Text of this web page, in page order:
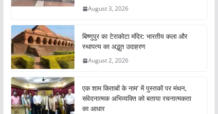
August 3, 2026
बिष्णुपुर का टेराकोटा मंदिर: भारतीय कला और
स्थापत्य का अद्भुत उदाहरण
August 2, 2026
एक शाम किताबों के नाम’ में पुस्तकों पर मंथन,
संवेदनात्मक अभिव्यक्ति को बताया रचनात्मकता
का आधार